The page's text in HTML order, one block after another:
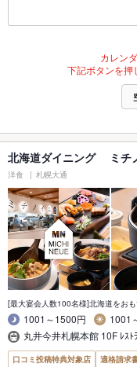
カレン
下記ボタンを押
北海道ダイニング ミチ
洋食 札幌大通
[最大宴会人数100名様]北海道をお
1001～1500円
1001
丸井今井札幌本館 10F ﾚｽﾄ
口コミ投稿特典対象店 適格請求